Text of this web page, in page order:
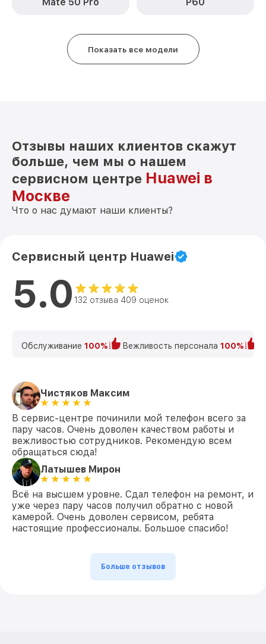
Замена вибромотора P60 Pro Huawei
Замена голосового динамика P60 Pro
Показать все модели
Отзывы наших клиентов скажут
больше, чем мы о нашем
сервисном центре Huawei в
Москве
Что о нас думают наши клиенты?
Сервисный центр Huawei
5.0 132 отзыва 409 оценок
Обслуживание 100% Вежливость персонала 100%
Чистяков Максим
В сервис-центре починили мой телефон всего за
пару часов. Очень доволен качеством работы и
вежливостью сотрудников. Рекомендую всем
обращаться сюда!
Латышев Мирон
Всё на высшем уровне. Сдал телефон на ремонт, и
уже через пару часов получил обратно с новой
камерой. Очень доволен сервисом, ребята
настоящие профессионалы. Большое спасибо!
Больше отзывов